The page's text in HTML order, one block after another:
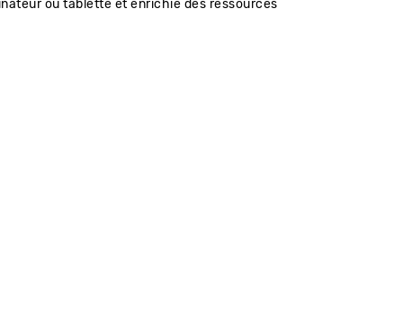
ou tablette et enrichie des ressources